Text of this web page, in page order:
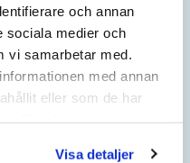
och annan
sociala medier och
vi samarbetar med.
med annan
eller som de har
Visa detaljer